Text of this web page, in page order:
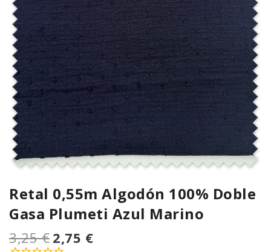
Retal 0,55m Algodón 100% Doble
Gasa Plumeti Azul Marino
3,25 € 2,75 €